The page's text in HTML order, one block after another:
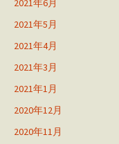
2021年6月
2021年5月
2021年4月
2021年3月
2021年1月
2020年12月
2020年11月